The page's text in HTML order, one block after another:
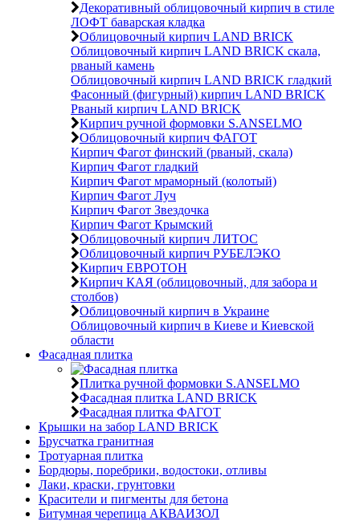
Декоративный облицовочный кирпич в стиле
ЛОФТ баварская кладка
Облицовочный кирпич LAND BRICK
Облицовочный кирпич LAND BRICK скала,
рваный камень
Облицовочный кирпич LAND BRICK гладкий
Фасонный (фигурный) кирпич LAND BRICK
Рваный кирпич LAND BRICK
Кирпич ручной формовки S.ANSELMO
Облицовочный кирпич ФАГОТ
Кирпич Фагот финский (рваный, скала)
Кирпич Фагот гладкий
Кирпич Фагот мраморный (колотый)
Кирпич Фагот Луч
Кирпич Фагот Звездочка
Кирпич Фагот Крымский
Облицовочный кирпич ЛИТОС
Облицовочный кирпич РУБЕЛЭКО
Кирпич ЕВРОТОН
Кирпич КАЯ (облицовочный, для забора и
столбов)
Облицовочный кирпич в Украине
Облицовочный кирпич в Киеве и Киевской
области
Фасадная плитка
Плитка ручной формовки S.ANSELMO
Фасадная плитка LAND BRICK
Фасадная плитка ФАГОТ
Крышки на забор LAND BRICK
Брусчатка гранитная
Тротуарная плитка
Бордюры, поребрики, водостоки, отливы
Лаки, краски, грунтовки
Красители и пигменты для бетона
Битумная черепица АКВАИЗОЛ